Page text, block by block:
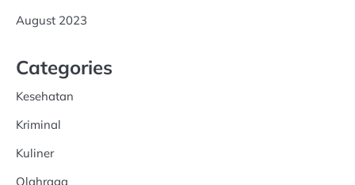
August 2023
Categories
Kesehatan
Kriminal
Kuliner
Olahraga